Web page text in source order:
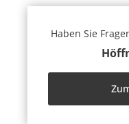
Haben Sie